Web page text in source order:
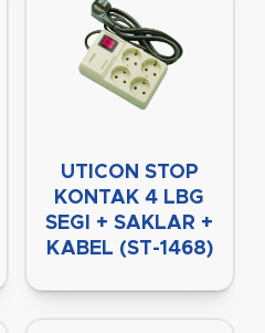
UTICON STOP
KONTAK 4 LBG
SEGI + SAKLAR +
KABEL (ST-1468)